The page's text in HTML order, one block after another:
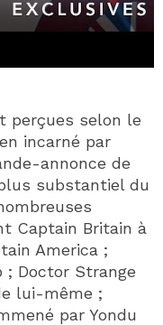
perçues selon le
incarné par
annonce de
substantiel du
Captain Britain à
America ;
; Doctor Strange
lui-même ;
par Yondu